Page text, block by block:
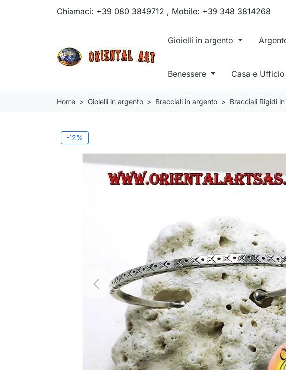
Chiamaci: +39 080 3849712 , Mobile: +39 348 3814268
Gioielli in argento
Benessere Casa e Ufficio
Home Gioielli in argento Bracciali in argento Bracciali Rigidi
-12%
Previous